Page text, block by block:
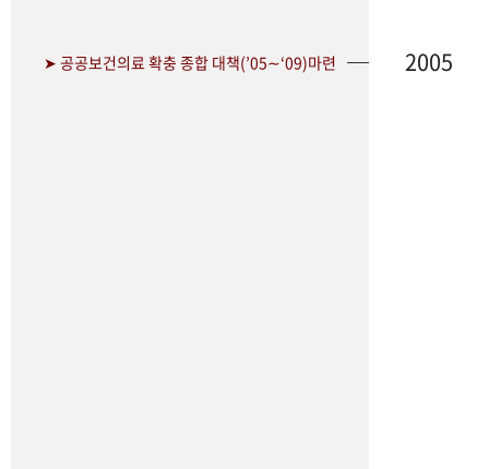
➤ 공공보건의료 확충 종합 대책(’05∼‘09)마련 2005